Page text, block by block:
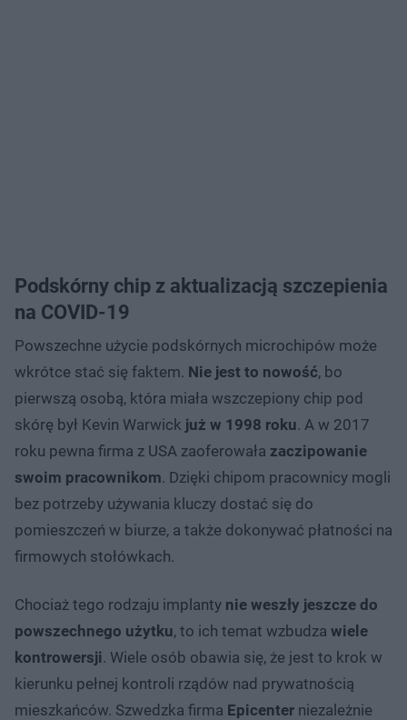
Podskórny chip z aktualizacją szczepienia
na COVID-19
Powszechne użycie podskórnych microchipów może
wkrótce stać się faktem. Nie jest to nowość, bo
pierwszą osobą, która miała wszczepiony chip pod
skórę był Kevin Warwick już w 1998 roku. A w 2017
roku pewna firma z USA zaoferowała zaczipowanie
swoim pracownikom. Dzięki chipom pracownicy mogli
bez potrzeby używania kluczy dostać się do
pomieszczeń w biurze, a także dokonywać płatności na
firmowych stołówkach.
Chociaż tego rodzaju implanty nie weszły jeszcze do
powszechnego użytku, to ich temat wzbudza wiele
kontrowersji. Wiele osób obawia się, że jest to krok w
kierunku pełnej kontroli rządów nad prywatnością
mieszkańców. Szwedzka firma Epicenter niezależnie